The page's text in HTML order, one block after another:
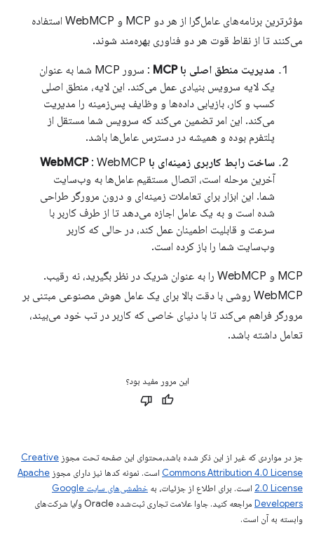
مؤثرترین برنامه‌های عامل‌گرا از هر دو MCP و WebMCP استفاده
می‌کنند تا از نقاط قوت هر دو فناوری بهره‌مند شوند.
مدیریت منطق اصلی با MCP
: سرور MCP شما به عنوان
یک لایه سرویس بنیادی عمل می‌کند. این لایه، منطق اصلی
کسب و کار، بازیابی داده‌ها و وظایف پس‌زمینه را مدیریت
می‌کند. این امر تضمین می‌کند که سرویس شما مستقل از
پلتفرم بوده و همیشه در دسترس عامل‌ها باشد.
ساخت رابط کاربری زمینه‌ای با WebMCP : WebMCP
آخرین مرحله است، اتصال مستقیم عامل‌ها به وب‌سایت
شما. این ابزار برای تعاملات زمینه‌ای و درون مرورگر طراحی
شده است و به یک عامل اجازه می‌دهد تا از طرف کاربر با
سرعت و قابلیت اطمینان عمل کند، در حالی که کاربر
وب‌سایت شما را باز کرده است.
MCP و WebMCP را به عنوان شریک در نظر بگیرید، نه رقیب.
WebMCP روشی با دقت بالا برای یک عامل هوش مصنوعی مبتنی بر
مرورگر فراهم می‌کند تا با دنیای خاصی که کاربر در تب خود می‌بیند،
تعامل داشته باشد.
این مرور مفید بود؟
جز در مواردی که غیر از این ذکر شده باشد،‌محتوای این صفحه تحت مجوز Creative
Commons Attribution 4.0 License است. نمونه کدها نیز دارای مجوز Apache
2.0 License است. برای اطلاع از جزئیات، به
خطمشی‌های سایت Google
Developers‏
مراجعه کنید. جاوا علامت تجاری ثبت‌شده Oracle و/یا شرکت‌های
وابسته به آن است.